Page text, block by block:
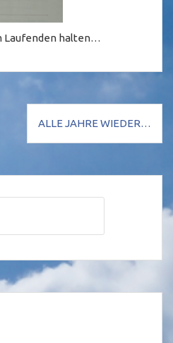
Laufenden halten…
ALLE JAHRE WIEDER…